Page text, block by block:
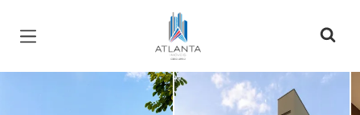
Página inicial